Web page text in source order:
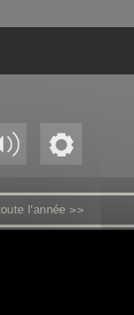
l'année >>